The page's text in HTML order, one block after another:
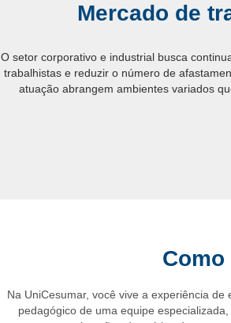
Mercado de
O setor corporativo e industrial busca
trabalhistas e reduzir o número de
atuação abrangem ambientes variados
Canteiros
Na UniCesumar, você vive a experiência de
pedagógico de uma equipe